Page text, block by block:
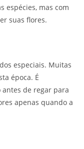
espécies, mas com
suas flores.
especiais. Muitas
época. É
de regar para
apenas quando a